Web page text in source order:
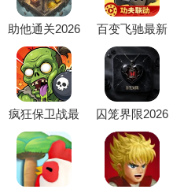
助他通关2026
官方最新版本
百变飞驰最新
手机版
疯狂保卫战最
新手机版
囚笼界限2026
最新版本